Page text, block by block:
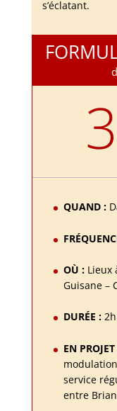
s’éclatant.
QUAND :
OÙ : Lieux
Guisane –
DURÉE :2h
EN
service
entre